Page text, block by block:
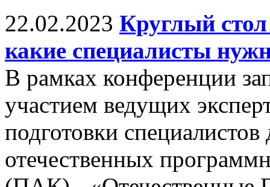
22.02.2023 Круглый
какие специалисты
В рамках конференции
участием ведущих
подготовки
отечественных